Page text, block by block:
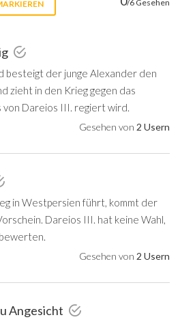
/6 Gesehen
besteigt der junge Alexander den
zieht in den Krieg gegen das
Dareios III. regiert wird.
Gesehen von 2 Usern
in Westpersien führt, kommt der
Dareios III. hat keine Wahl,
Gesehen von 2 Usern
Angesicht